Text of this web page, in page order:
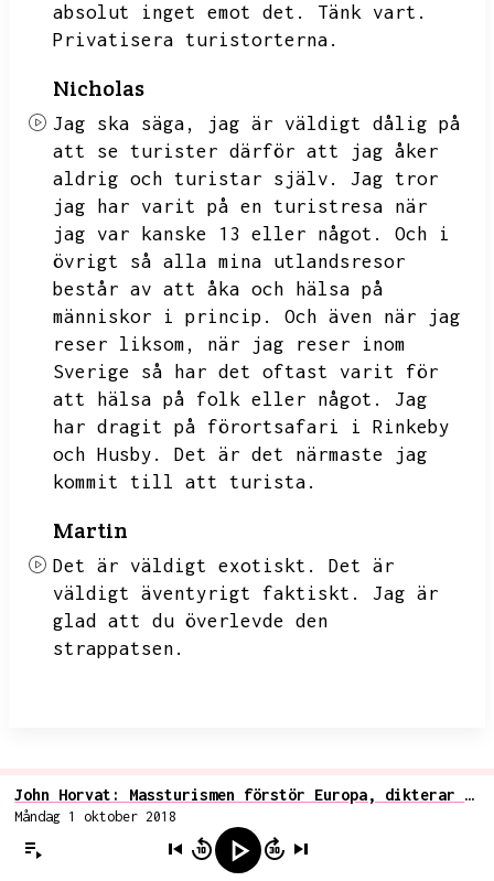
absolut inget emot det.
Tänk vart.
Privatisera turistorterna.
Nicholas
Jag ska säga,
jag är väldigt dålig på
att se turister därför att jag åker
aldrig och turistar själv.
Jag tror
jag har varit på en turistresa när
jag var kanske 13 eller något.
Och i
övrigt så alla mina utlandsresor
består av att åka och hälsa på
människor i princip.
Och även när jag
reser liksom,
när jag reser inom
Sverige så har det oftast varit för
att hälsa på folk eller något.
Jag
har dragit på förortsafari i Rinkeby
och Husby.
Det är det närmaste jag
kommit till att turista.
Martin
Det är väldigt exotiskt.
Det är
väldigt äventyrigt faktiskt.
Jag är
glad att du överlevde den
strappatsen.
John Horvat: Massturismen förstör Europa, dikterar villkoren för lokalbefolkningens levnadsvanor
Måndag 1 oktober 2018